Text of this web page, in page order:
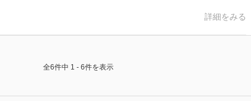
詳細をみる
全6件中 1 - 6件を表示